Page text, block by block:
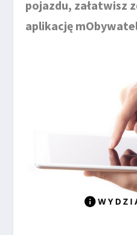
pojazdu, załatwisz
aplikację